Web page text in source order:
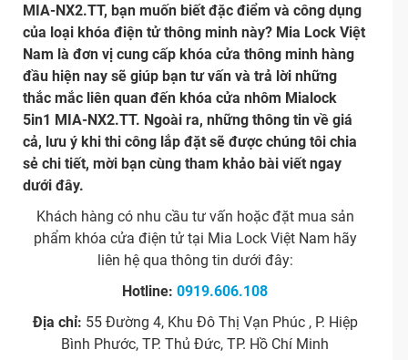
MIA-NX2.TT, bạn muốn biết đặc điểm và công dụng
của loại khóa điện tử thông minh này? Mia Lock Việt
Nam là đơn vị cung cấp khóa cửa thông minh hàng
đầu hiện nay sẽ giúp bạn tư vấn và trả lời những
thắc mắc liên quan đến khóa cửa nhôm Mialock
5in1 MIA-NX2.TT. Ngoài ra, những thông tin về giá
cả, lưu ý khi thi công lắp đặt sẽ được chúng tôi chia
sẻ chi tiết, mời bạn cùng tham khảo bài viết ngay
dưới đây.
Khách hàng có nhu cầu tư vấn hoặc đặt mua sản
phẩm khóa cửa điện tử tại Mia Lock Việt Nam hãy
liên hệ qua thông tin dưới đây:
Hotline: 0919.606.108
Địa chỉ: 55 Đường 4, Khu Đô Thị Vạn Phúc , P. Hiệp
Bình Phước, TP. Thủ Đức, TP. Hồ Chí Minh